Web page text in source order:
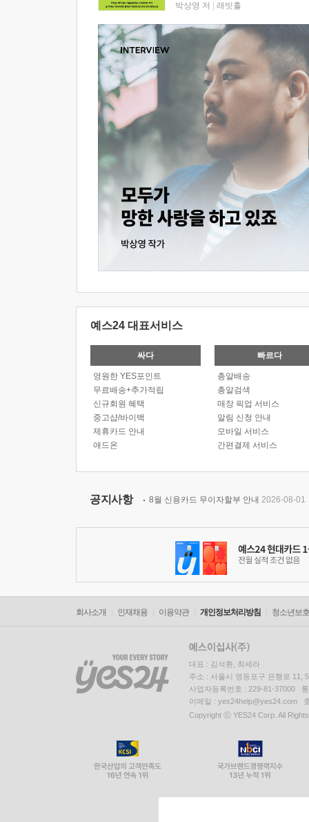
박상영 저 래빗홀
예스24 대표서비스
싸다
영원한 YES포인트
무료배송+추가적립
신규회원 혜택
중고샵/바이백
제휴카드 안내
애드온
빠르다
총알배송
총알검색
매장 픽업 서비스
알림 신청 안내
모바일 서비스
간편결제 서비스
공지사항 8월 신용카드 무이자할부 안내 2026-08-01
회사소개 인재채용 이용약관 개인정보처리방침 청소년보
대표 : 김석환, 최세라
주소 : 서울시 영등포구 은행로 11,
사업자등록번호 : 229-81-37000
이메일 : yes24help@yes24.com
Copyright ⓒ YES24 Corp. All